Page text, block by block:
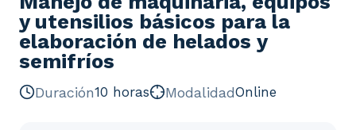
y utensilios básicos para la
elaboración de helados y
semifríos
Duración10 horas ModalidadOnline